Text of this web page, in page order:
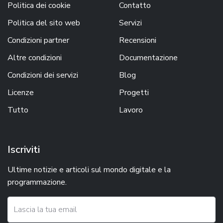
Politica dei cookie
Politica del sito web
Condizioni partner
Altre condizioni
Condizioni dei servizi
Licenze
Tutto
Contatto
Servizi
Recensioni
Documentazione
Blog
Progetti
Lavoro
Iscriviti
Ultime notizie e articoli sul mondo digitale e la
programmazione.